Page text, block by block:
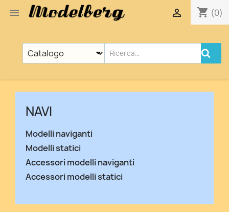
 shopping_cart (0)

NAVI
Modelli naviganti
Modelli statici
Accessori modelli naviganti
Accessori modelli statici